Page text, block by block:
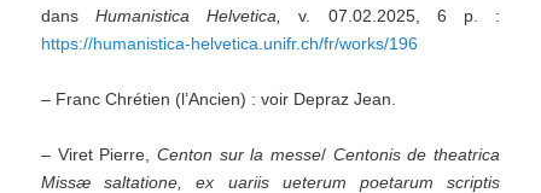
dansHumanistica Helvetica, v. 07.02.2025, 6 p. :
https://humanistica-helvetica.unifr.ch/fr/works/196
– Franc Chrétien (l’Ancien) : voir Depraz Jean.
– Viret Pierre,Centon sur la messe/ Centonis de theatrica
Missæ saltatione, ex uariis ueterum poetarum scriptis